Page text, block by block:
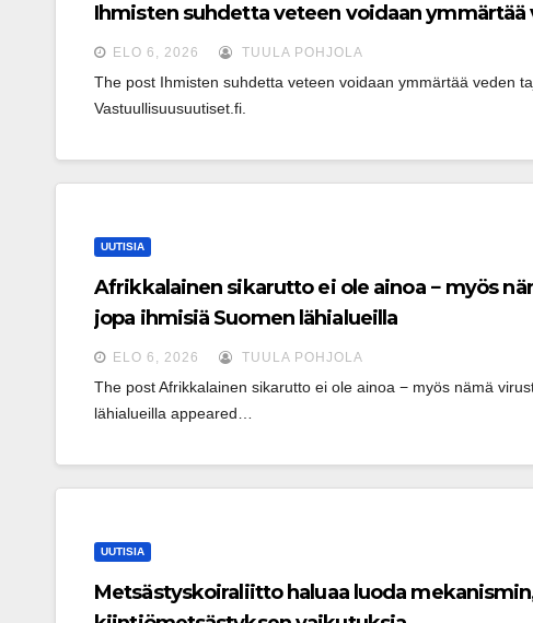
Ihmisten suhdetta veteen voidaan
ELO 6, 2026 TUULA POHJOLA
The post Ihmisten suhdetta veteen voidaan ymmärtää veden
Vastuullisuusuutiset.fi.
UUTISIA
Afrikkalainen sikarutto ei ole ainoa − myös
jopa ihmisiä Suomen lähialueilla
ELO 6, 2026 TUULA POHJOLA
The post Afrikkalainen sikarutto ei ole ainoa − myös nämä
lähialueilla appeared…
UUTISIA
Metsästyskoiraliitto haluaa luoda